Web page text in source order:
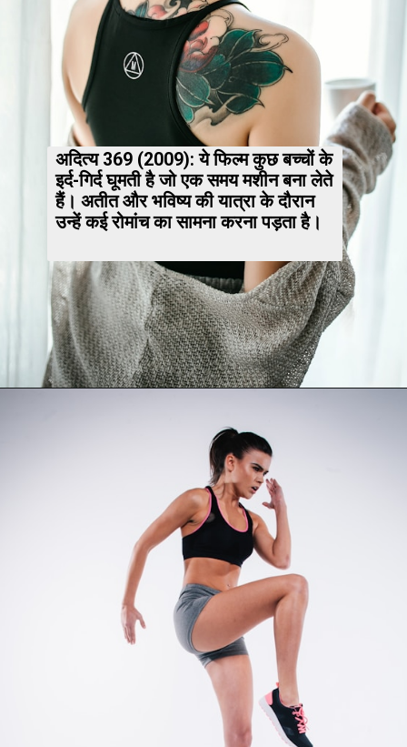
अदित्य 369 (2009): ये फिल्म कुछ बच्चों के
इर्द-गिर्द घूमती है जो एक समय मशीन बना लेते
हैं। अतीत और भविष्य की यात्रा के दौरान
उन्हें कई रोमांच का सामना करना पड़ता है।